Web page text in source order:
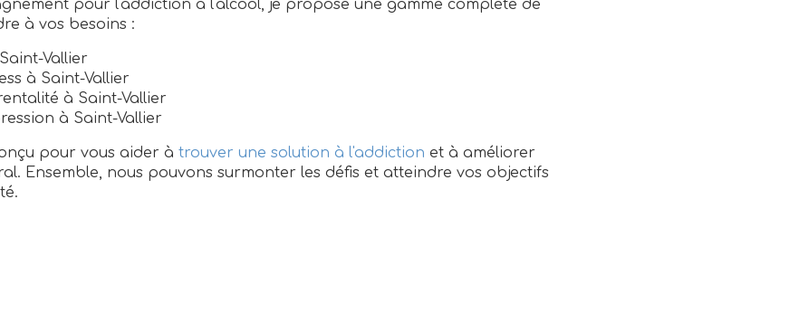
pour l'addiction à l'alcool, je propose une gamme complète de
à vos besoins :
Vallier
à Saint-Vallier
à Saint-Vallier
à Saint-Vallier
pour vous aider à trouver une solution à l'addiction et à améliorer
Ensemble, nous pouvons surmonter les défis et atteindre vos objectifs